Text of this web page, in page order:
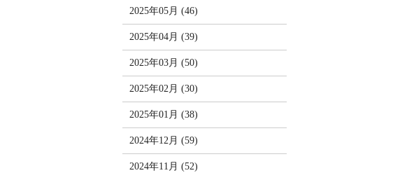
2025年05月 (46)
2025年04月 (39)
2025年03月 (50)
2025年02月 (30)
2025年01月 (38)
2024年12月 (59)
2024年11月 (52)